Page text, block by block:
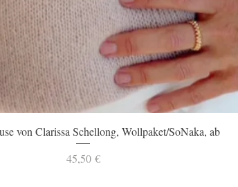
Schnellansicht
von Clarissa Schellong, Wollpaket/SoNaka, ab
Preis
45,50 €